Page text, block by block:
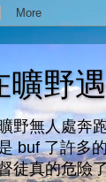
曠野
野無人處奔
buf 了許多
徒真的危險